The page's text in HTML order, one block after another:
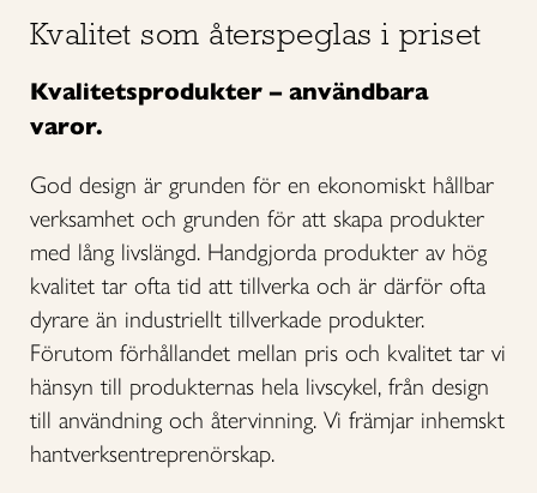
Kvalitet som återspeglas i priset
Kvalitetsprodukter – användbara
varor.
God design är grunden för en ekonomiskt hållbar
verksamhet och grunden för att skapa produkter
med lång livslängd. Handgjorda produkter av hög
kvalitet tar ofta tid att tillverka och är därför ofta
dyrare än industriellt tillverkade produkter.
Förutom förhållandet mellan pris och kvalitet tar vi
hänsyn till produkternas hela livscykel, från design
till användning och återvinning. Vi främjar inhemskt
hantverksentreprenörskap.